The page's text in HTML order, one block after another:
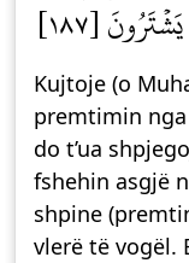
[١٨٧]
Kujtoje (o
premtimin
do t’ua
fshehin asgjë
shpine
vlerë të vogël.